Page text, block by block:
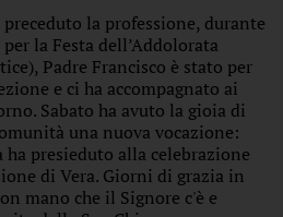
la professione, durante
la Festa dell’Addolorata
Padre Francisco è stato per
e ci ha accompagnato ai
Sabato ha avuto la gioia di
una nuova vocazione:
presieduto alla celebrazione
di Vera. Giorni di grazia in
mano che il Signore c'è e